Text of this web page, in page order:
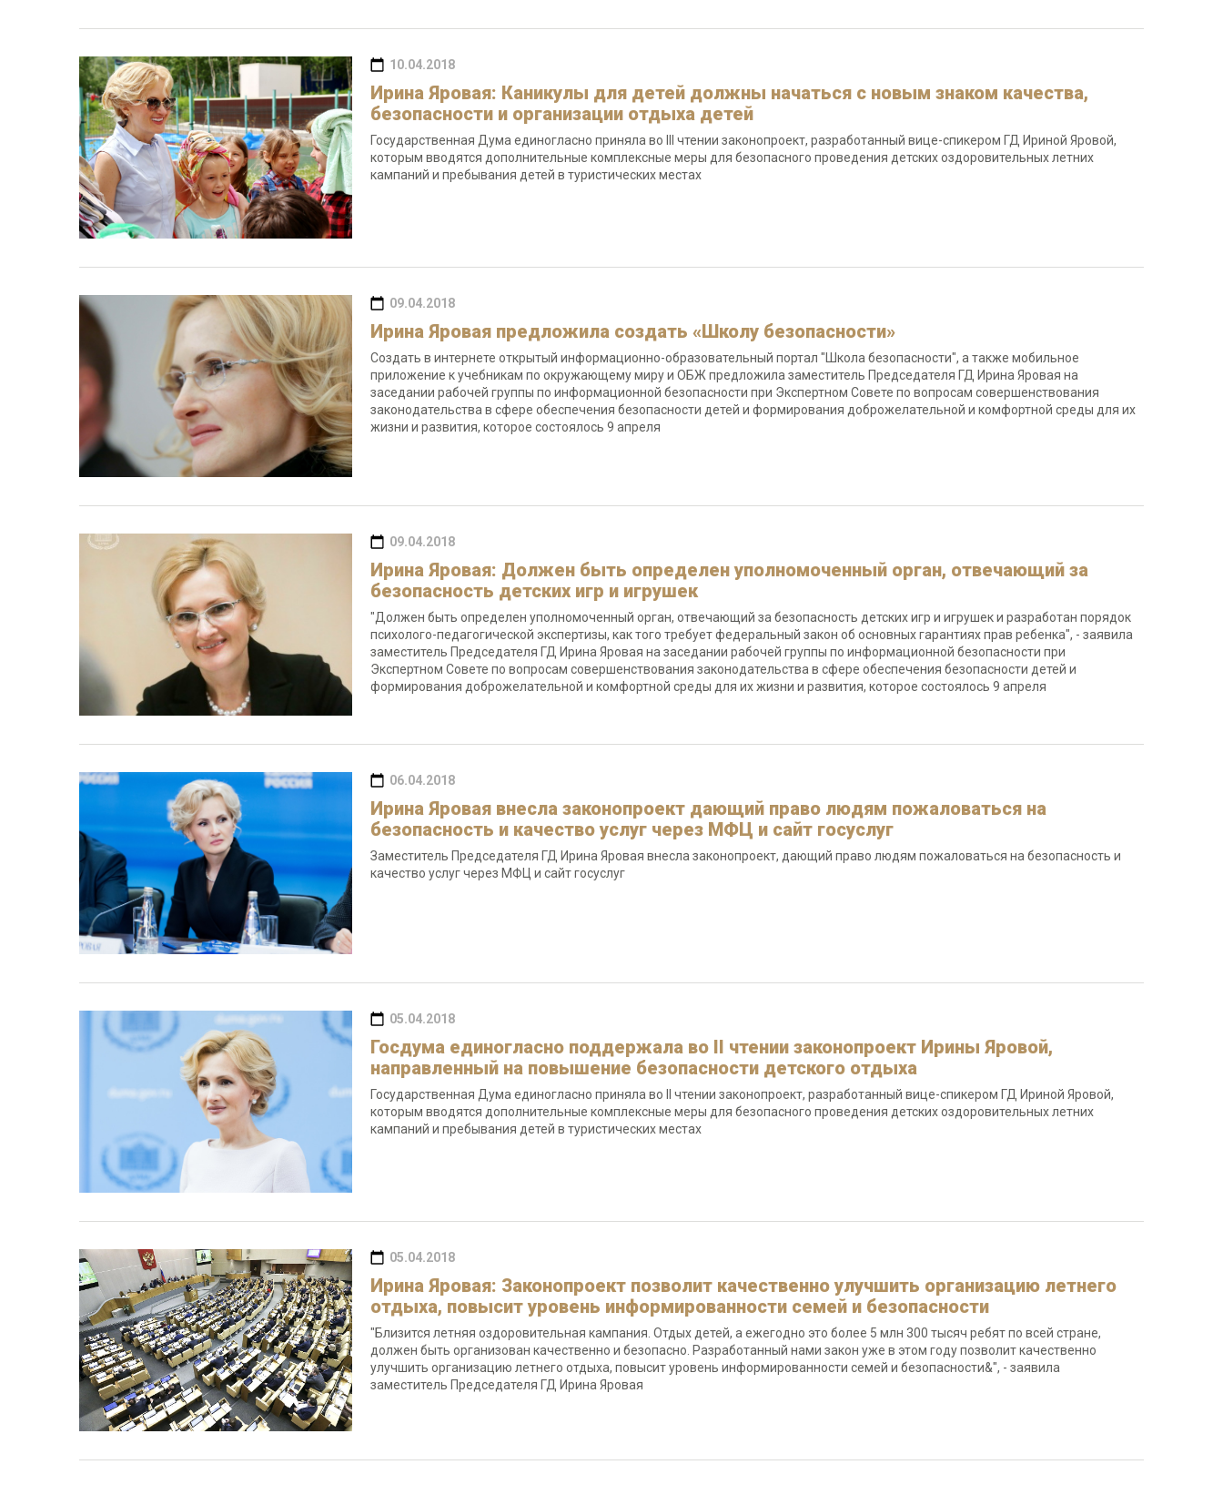
10.04.2018
Ирина Яровая: Каникулы для детей должны начаться с новым знаком качества,
безопасности и организации отдыха детей
Государственная Дума единогласно приняла во III чтении законопроект, разработанный вице-спикером ГД Ириной Яровой,
которым вводятся дополнительные комплексные меры для безопасного проведения детских оздоровительных летних
кампаний и пребывания детей в туристических местах
09.04.2018
Ирина Яровая предложила создать «Школу безопасности»
Создать в интернете открытый информационно-образовательный портал "Школа безопасности", а также мобильное
приложение к учебникам по окружающему миру и ОБЖ предложила заместитель Председателя ГД Ирина Яровая на
заседании рабочей группы по информационной безопасности при Экспертном Совете по вопросам совершенствования
законодательства в сфере обеспечения безопасности детей и формирования доброжелательной и комфортной среды для их
жизни и развития, которое состоялось 9 апреля
09.04.2018
Ирина Яровая: Должен быть определен уполномоченный орган, отвечающий за
безопасность детских игр и игрушек
"Должен быть определен уполномоченный орган, отвечающий за безопасность детских игр и игрушек и разработан порядок
психолого-педагогической экспертизы, как того требует федеральный закон об основных гарантиях прав ребенка", - заявила
заместитель Председателя ГД Ирина Яровая на заседании рабочей группы по информационной безопасности при
Экспертном Совете по вопросам совершенствования законодательства в сфере обеспечения безопасности детей и
формирования доброжелательной и комфортной среды для их жизни и развития, которое состоялось 9 апреля
06.04.2018
Ирина Яровая внесла законопроект дающий право людям пожаловаться на
безопасность и качество услуг через МФЦ и сайт госуслуг
Заместитель Председателя ГД Ирина Яровая внесла законопроект, дающий право людям пожаловаться на безопасность и
качество услуг через МФЦ и сайт госуслуг
05.04.2018
Госдума единогласно поддержала во II чтении законопроект Ирины Яровой,
направленный на повышение безопасности детского отдыха
Государственная Дума единогласно приняла во II чтении законопроект, разработанный вице-спикером ГД Ириной Яровой,
которым вводятся дополнительные комплексные меры для безопасного проведения детских оздоровительных летних
кампаний и пребывания детей в туристических местах
05.04.2018
Ирина Яровая: Законопроект позволит качественно улучшить организацию летнего
отдыха, повысит уровень информированности семей и безопасности
"Близится летняя оздоровительная кампания. Отдых детей, а ежегодно это более 5 млн 300 тысяч ребят по всей стране,
должен быть организован качественно и безопасно. Разработанный нами закон уже в этом году позволит качественно
улучшить организацию летнего отдыха, повысит уровень информированности семей и безопасности&", - заявила
заместитель Председателя ГД Ирина Яровая